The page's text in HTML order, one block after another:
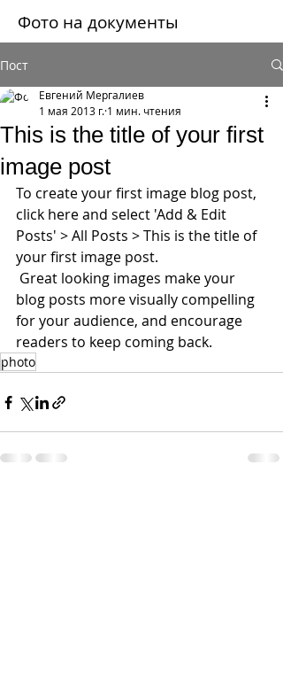
Фото на документы
Пост
This is the title of your first
image post
Евгений Мергалиев
1 мая 2013 г. 1 мин. чтения
To create your first image blog post,
click here and select 'Add & Edit
Posts' > All Posts > This is the title of
your first image post.
blog posts more visually compelling
for your audience, and encourage
readers to keep coming back.
photo